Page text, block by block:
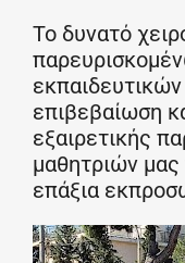
Το δυνατό
επιβεβαίωση
εξαιρετικής
μαθητριών
επάξια